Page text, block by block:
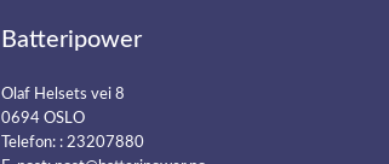
Batteripower
Olaf Helsets vei 8
0694 OSLO
Telefon: : 23207880